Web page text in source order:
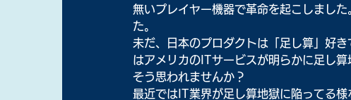
無いプレイヤー機器で革命を起こしまし
た。
未だ、日本のプロダクトは「足し算」好
はアメリカのITサービスが明らかに足し算
そう思われませんか？
最近ではIT業界が足し算地獄に陥ってる様